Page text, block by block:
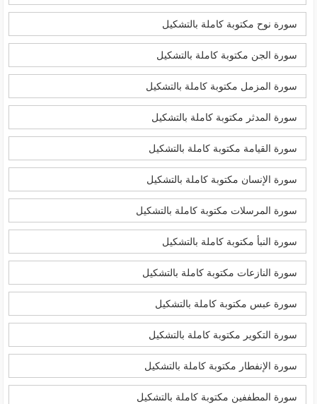
سورة نوح مكتوبة كاملة بالتشكيل
سورة الجن مكتوبة كاملة بالتشكيل
سورة المزمل مكتوبة كاملة بالتشكيل
سورة المدثر مكتوبة كاملة بالتشكيل
سورة القيامة مكتوبة كاملة بالتشكيل
سورة الإنسان مكتوبة كاملة بالتشكيل
سورة المرسلات مكتوبة كاملة بالتشكيل
سورة النبأ مكتوبة كاملة بالتشكيل
سورة النازعات مكتوبة كاملة بالتشكيل
سورة عبس مكتوبة كاملة بالتشكيل
سورة التكوير مكتوبة كاملة بالتشكيل
سورة الإنفطار مكتوبة كاملة بالتشكيل
سورة المطففين مكتوبة كاملة بالتشكيل